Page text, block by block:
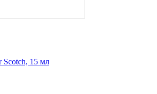
Scotch, 15 мл